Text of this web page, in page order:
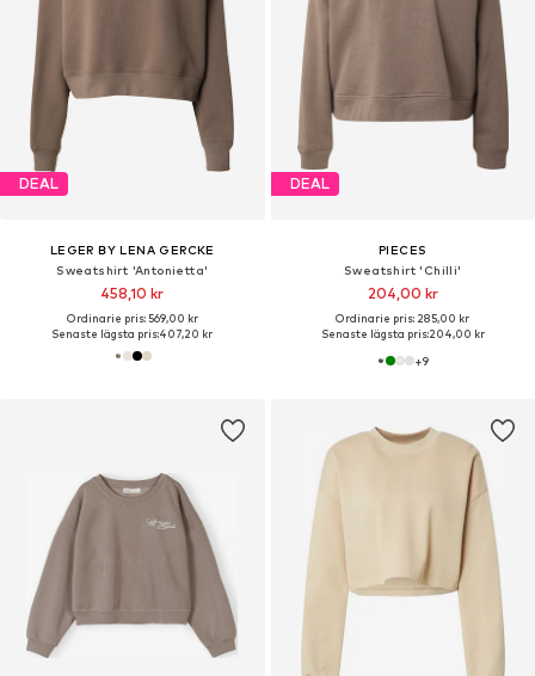
DEAL
LEGER BY LENA GERCKE
Sweatshirt 'Antonietta'
458,10 kr
Ordinarie pris: 569,00 kr
Senaste lägsta pris:407,20 kr
DEAL
PIECES
Sweatshirt 'Chilli'
204,00 kr
Ordinarie pris: 285,00 kr
Senaste lägsta pris:204,00 kr
+9